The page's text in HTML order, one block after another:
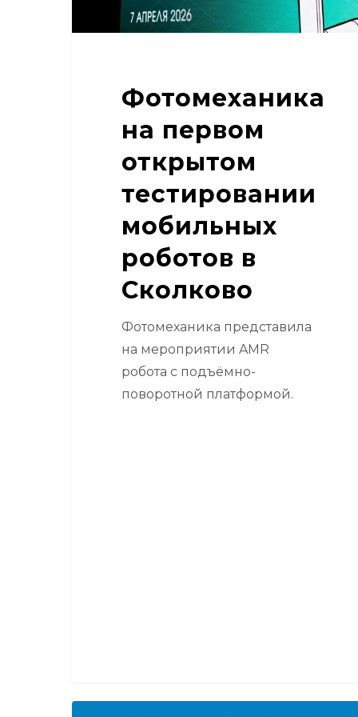
Сколково
Фотомеханика
на первом
открытом
тестировании
мобильных
роботов в
Сколково
Фотомеханика представила
на мероприятии AMR
робота с подъёмно-
поворотной платформой.